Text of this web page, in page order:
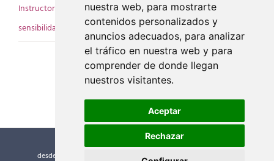
nuestra web, para mostrarte
contenidos personalizados y
anuncios adecuados, para analizar
el tráfico en nuestra web y para
comprender de donde llegan
nuestros visitantes.
Aceptar
Rechazar
Instructor de Yoga,master yoga,mayte criado,Profesor de yoga
sensibilidad del profesor,voz del profesor
desde el año 2000 © Escuela Internacional de Yoga